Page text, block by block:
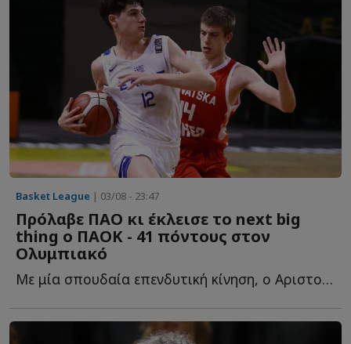
Basket League | 03/08 - 23:47
Πρόλαβε ΠΑΟ κι έκλεισε το next big
thing ο ΠΑΟΚ - 41 πόντους στον
Ολυμπιακό
Με μία σπουδαία επενδυτική κίνηση, ο Αριστοτέλης Μυστακίδης κ...